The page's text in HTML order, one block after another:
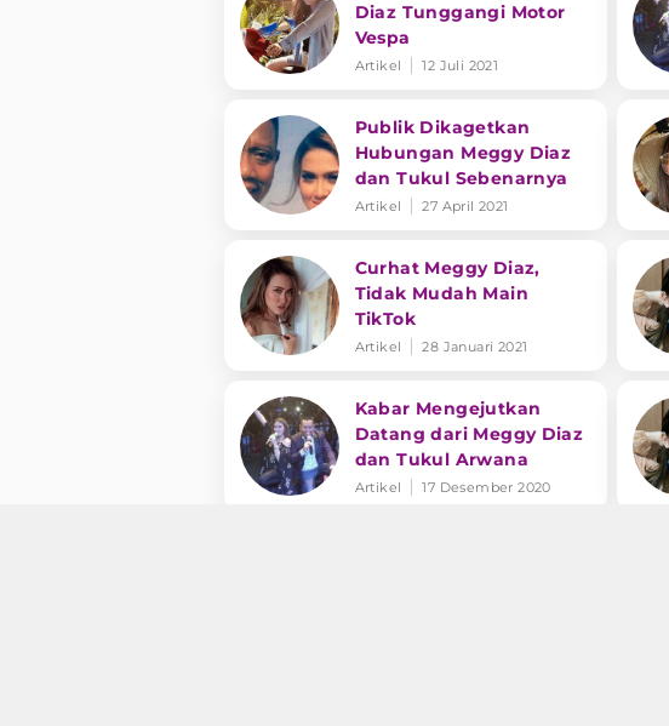
Diaz Tunggangi Motor
Vespa
Artikel 12 Juli 2021
Publik Dikagetkan
Hubungan Meggy Diaz
dan Tukul Sebenarnya
Artikel 27 April 2021
Curhat Meggy Diaz,
Tidak Mudah Main
TikTok
Artikel 28 Januari 2021
Kabar Mengejutkan
Datang dari Meggy Diaz
dan Tukul Arwana
Artikel 17 Desember 2020